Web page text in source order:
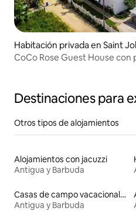
Habitación privada en Saint
CoCo Rose Guest House con
Destinaciones para
Otros tipos de alojamientos
Alojamientos con jacuzzi
Antigua y Barbuda
Casas de campo vacacionales
Antigua y Barbuda